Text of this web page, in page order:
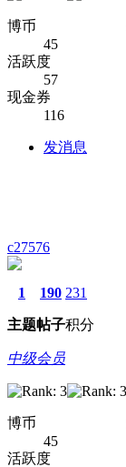
博币
45
活跃度
57
现金券
116
发消息
c27576
1
主题
190
帖子
231
积分
中级会员
博币
45
活跃度